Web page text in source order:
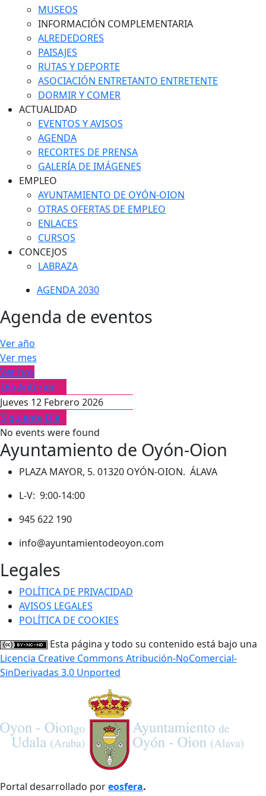
MUSEOS
INFORMACIÓN COMPLEMENTARIA
ALREDEDORES
PAISAJES
RUTAS Y DEPORTE
ASOCIACIÓN ENTRETANTO ENTRETENTE
DORMIR Y COMER
ACTUALIDAD
EVENTOS Y AVISOS
AGENDA
RECORTES DE PRENSA
GALERÍA DE IMÁGENES
EMPLEO
AYUNTAMIENTO DE OYÓN-OION
OTRAS OFERTAS DE EMPLEO
ENLACES
CURSOS
CONCEJOS
LABRAZA
AGENDA 2030
Agenda de eventos
Ver año
Ver mes
Ver hoy
Día Anterior
Jueves 12 Febrero 2026
Siguiente Día
No events were found
Ayuntamiento de Oyón-Oion
PLAZA MAYOR, 5. 01320 OYÓN-OION. ÁLAVA
L-V: 9:00-14:00
945 622 190
info@ayuntamientodeoyon.com
Legales
POLÍTICA DE PRIVACIDAD
AVISOS LEGALES
POLÍTICA DE COOKIES
Esta página y todo su contenido está bajo una
Licencia Creative Commons Atribución-NoComercial-
SinDerivadas 3.0 Unported
Portal desarrollado poreosfera.